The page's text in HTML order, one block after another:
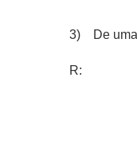
3) De uma
R: